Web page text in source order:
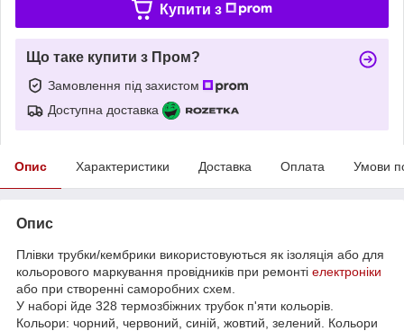
Купити з
Що таке купити з Пром?
Замовлення під захистом
Доступна доставка
Опис Характеристики Доставка Оплата Умови
Опис
Плівки трубки/кембрики використовуються як ізоляція або для
кольорового маркування провідників при ремонті електроніки
або при створенні саморобних схем.
У наборі йде 328 термозбіжних трубок п'яти кольорів.
Кольори: чорний, червоний, синій, жовтий, зелений. Кольори